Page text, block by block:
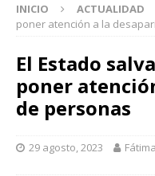
INICIO ACTUALIDAD
poner atención a la
El Estado
poner
de personas
29 agosto, 2023